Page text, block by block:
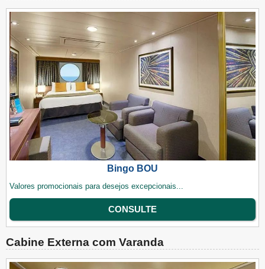
Bingo BOU
Valores promocionais para desejos excepcionais...
CONSULTE
Cabine Externa com Varanda